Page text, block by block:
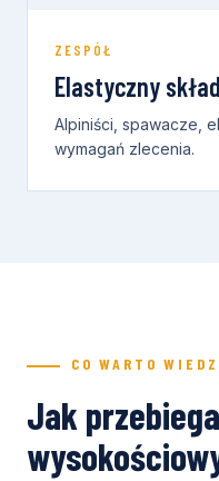
ZESPÓŁ
Elastyczny skład
Alpiniści, spawacze,
wymagań zlecenia.
CO WARTO
Jak